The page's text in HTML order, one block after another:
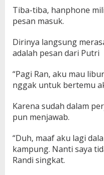
Tiba-tiba, hanphone
pesan masuk.
Dirinya langsung
adalah pesan dari Putri
“Pagi Ran, aku mau
nggak untuk bertemu
Karena sudah dalam
pun menjawab.
“Duh, maaf aku lagi
kampung. Nanti saya
Randi singkat.